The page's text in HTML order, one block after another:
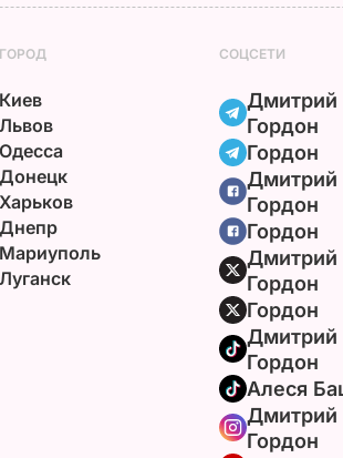
ГОРОД
Киев
Львов
Одесса
Донецк
Харьков
Днепр
Мариуполь
Луганск
СОЦСЕТИ
Дмитрий
Гордон
Гордон
Дмитрий
Гордон
Гордон
Дмитрий
Гордон
Гордон
Дмитрий
Гордон
Алеся
Дмитрий
Гордон